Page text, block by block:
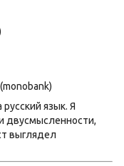
язык. Я
двусмысленности,
выглядел